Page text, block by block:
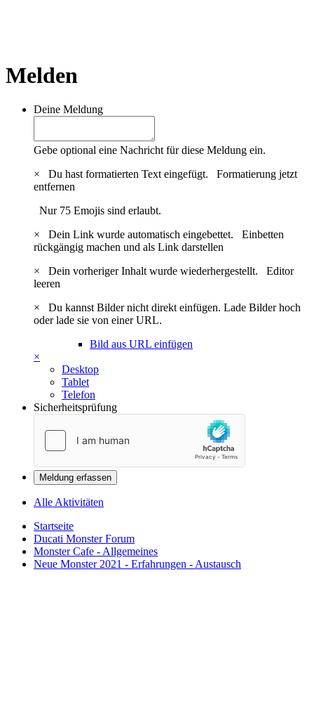
Melden
Deine Meldung
Gebe optional eine Nachricht für diese Meldung ein.
×
Du hast formatierten Text eingefügt. Formatierung jetzt
entfernen
Nur 75 Emojis sind erlaubt.
×
Dein Link wurde automatisch eingebettet. Einbetten
rückgängig machen und als Link darstellen
×
Dein vorheriger Inhalt wurde wiederhergestellt. Editor
leeren
×
Du kannst Bilder nicht direkt einfügen. Lade Bilder hoch
oder lade sie von einer URL.
Bild aus URL einfügen
×
Desktop
Tablet
Telefon
Sicherheitsprüfung
Meldung erfassen
Alle Aktivitäten
Startseite
Ducati Monster Forum
Monster Cafe - Allgemeines
Neue Monster 2021 - Erfahrungen - Austausch